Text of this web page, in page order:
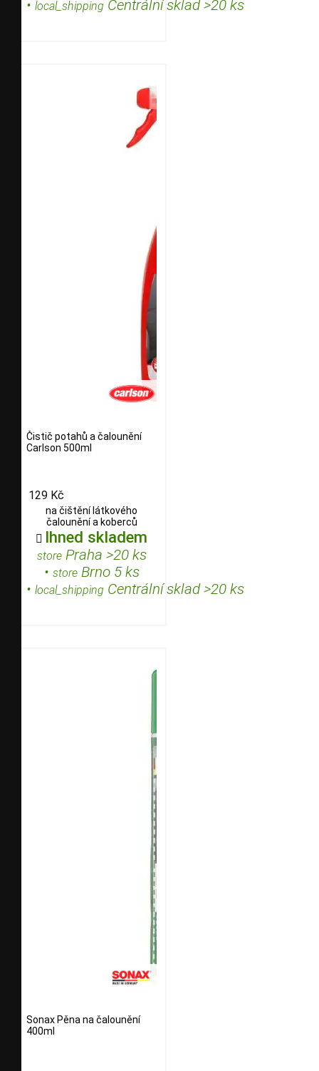
• local_shipping Centrální sklad >20 ks
Čistič potahů a čalounění
Carlson 500ml
129 Kč
na čištění látkového
čalounění a koberců
 Ihned skladem
storePraha >20 ks
• storeBrno 5 ks
• local_shipping Centrální sklad >20 ks
Sonax Pěna na čalounění
400ml